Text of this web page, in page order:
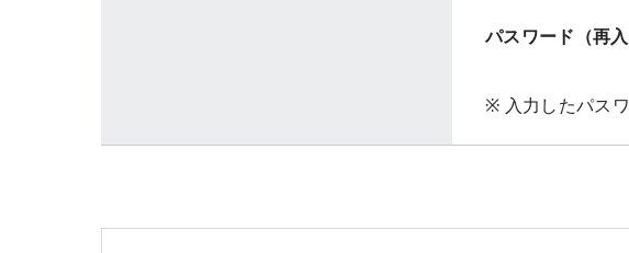
パスワード（再入
※ 入力したパス